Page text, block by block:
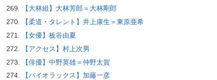
【大林組】大林芳郎＝大林剛郎
【柔道・タレント】井上康生＝東原亜希
【女優】板谷由夏
【アクセス】村上次男
【俳優】中野英雄＝仲野太賀
【パイオラックス】加藤一彦